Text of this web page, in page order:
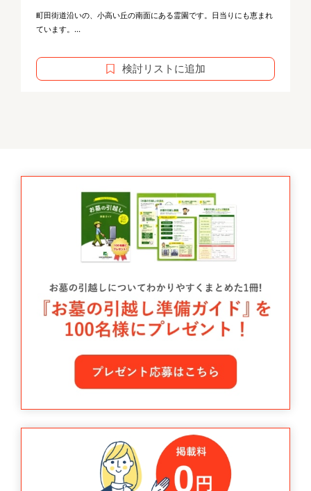
町田街道沿いの、小高い丘の南面にある霊園です。日当りにも恵まれ
ています。...
検討リストに追加